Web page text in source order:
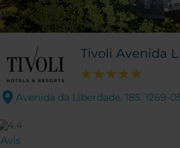
Tivoli Avenida
Avenida da Liberdade, 185. 1269-
Avis